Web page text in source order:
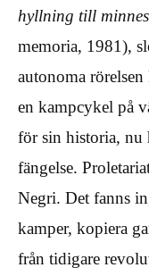
hyllning till
memoria, 1981),
autonoma
en kampcykel på
för sin historia, nu
fängelse.
Negri. Det fanns
kamper, kopiera
från tidigare